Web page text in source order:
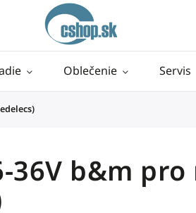
Oblečenie Servis
36V b&m pro